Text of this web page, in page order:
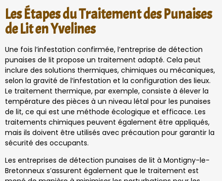
Les Étapes du Traitement des Punaises
de Lit en Yvelines
Une fois l’infestation confirmée, l’entreprise de détection
punaises de lit propose un traitement adapté. Cela peut
inclure des solutions thermiques, chimiques ou mécaniques,
selon la gravité de l’infestation et la configuration des lieux.
Le traitement thermique, par exemple, consiste à élever la
température des pièces à un niveau létal pour les punaises
de lit, ce qui est une méthode écologique et efficace. Les
traitements chimiques peuvent également être appliqués,
mais ils doivent être utilisés avec précaution pour garantir la
sécurité des occupants.
Les entreprises de détection punaises de lit à Montigny-le-
Bretonneux s’assurent également que le traitement est